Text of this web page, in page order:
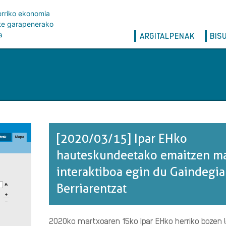
ekonomia
garapenerako
Main
navigation
ARGITALPENAK
[2020/03/15] Ipar EHko
hauteskundeetako emaitzen
interaktiboa egin du
Berriarentzat
2020ko martxoaren 15ko Ipar EHko herriko bozen